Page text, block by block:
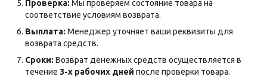
Проверка: Мы проверяем состояние товара на
соответствие условиям возврата.
Выплата: Менеджер уточняет ваши реквизиты для
возврата средств.
Сроки: Возврат денежных средств осуществляется в
течение 3-х рабочих дней после проверки товара.